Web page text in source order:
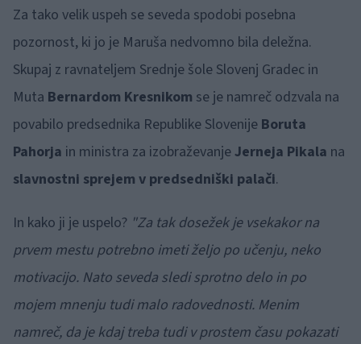
Za tako velik uspeh se seveda spodobi posebna
pozornost, ki jo je Maruša nedvomno bila deležna.
Skupaj z ravnateljem Srednje šole Slovenj Gradec in
Muta Bernardom Kresnikom se je namreč odzvala na
povabilo predsednika Republike Slovenije Boruta
Pahorja in ministra za izobraževanje Jerneja Pikala na
slavnostni sprejem v predsedniški palači.
In kako ji je uspelo? "Za tak dosežek je vsekakor na
prvem mestu potrebno imeti željo po učenju, neko
motivacijo. Nato seveda sledi sprotno delo in po
mojem mnenju tudi malo radovednosti. Menim
namreč, da je kdaj treba tudi v prostem času pokazati